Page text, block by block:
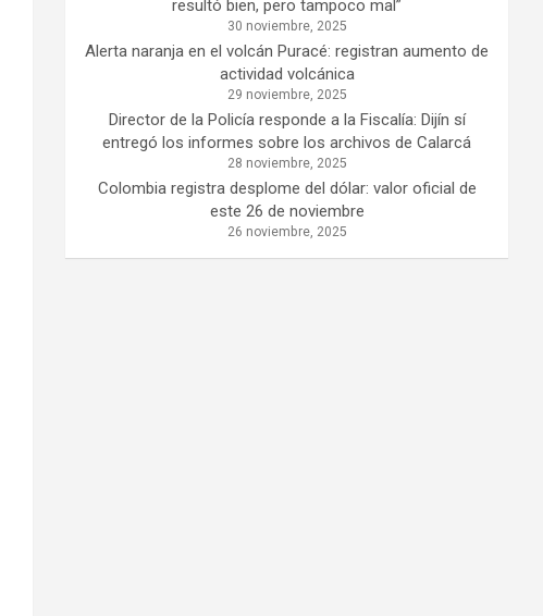
resultó bien, pero tampoco mal”
30 noviembre, 2025
Alerta naranja en el volcán Puracé: registran aumento de
actividad volcánica
29 noviembre, 2025
Director de la Policía responde a la Fiscalía: Dijín sí
entregó los informes sobre los archivos de Calarcá
28 noviembre, 2025
Colombia registra desplome del dólar: valor oficial de
este 26 de noviembre
26 noviembre, 2025